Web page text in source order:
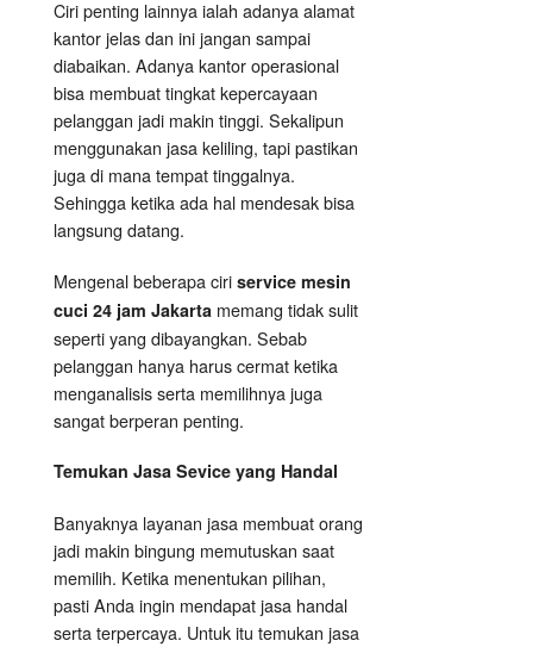
Ciri penting lainnya ialah adanya alamat
kantor jelas dan ini jangan sampai
diabaikan. Adanya kantor operasional
bisa membuat tingkat kepercayaan
pelanggan jadi makin tinggi. Sekalipun
menggunakan jasa keliling, tapi pastikan
juga di mana tempat tinggalnya.
Sehingga ketika ada hal mendesak bisa
langsung datang.
Mengenal beberapa ciri service mesin
cuci 24 jam Jakarta memang tidak sulit
seperti yang dibayangkan. Sebab
pelanggan hanya harus cermat ketika
menganalisis serta memilihnya juga
sangat berperan penting.
Temukan Jasa Sevice yang Handal
Banyaknya layanan jasa membuat orang
jadi makin bingung memutuskan saat
memilih. Ketika menentukan pilihan,
pasti Anda ingin mendapat jasa handal
serta terpercaya. Untuk itu temukan jasa